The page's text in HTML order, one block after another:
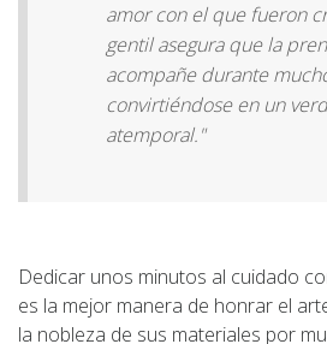
amor con el que fueron
gentil asegura que la
acompañe durante
convirtiéndose en un
atemporal."
Dedicar unos minutos al cuidado
es la mejor manera de honrar el
la nobleza de sus materiales por